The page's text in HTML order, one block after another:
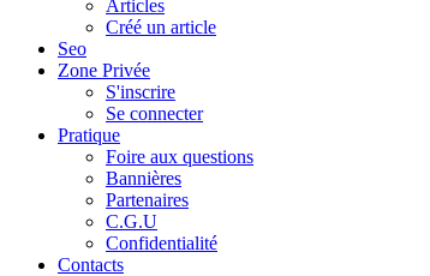
Articles
Créé un article
Seo
Zone Privée
S'inscrire
Se connecter
Pratique
Foire aux questions
Bannières
Partenaires
C.G.U
Confidentialité
Contacts